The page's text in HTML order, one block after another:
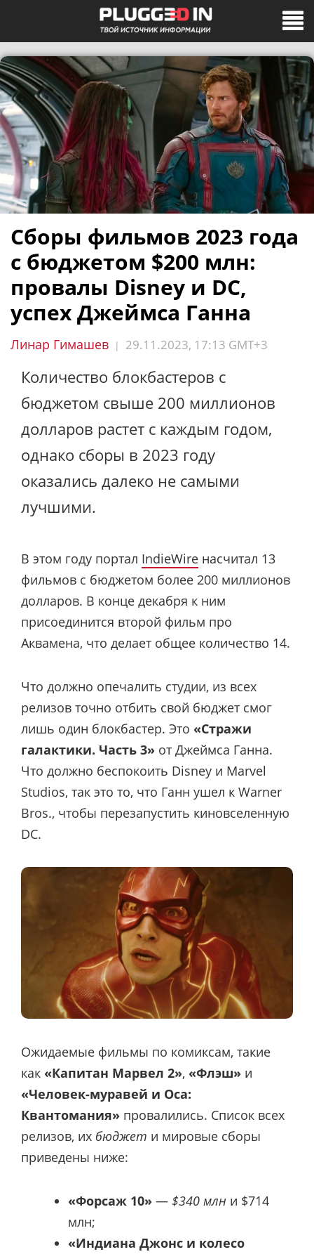
Сборы фильмов 2023 года
с бюджетом $200 млн:
провалы Disney и DC,
успех Джеймса Ганна
Линар Гимашев | 29.11.2023, 17:13 GMT+3
Количество блокбастеров с
бюджетом свыше 200 миллионов
долларов растет с каждым годом,
однако сборы в 2023 году
оказались далеко не самыми
лучшими.
В этом году портал IndieWire насчитал 13
фильмов с бюджетом более 200 миллионов
долларов. В конце декабря к ним
присоединится второй фильм про
Аквамена, что делает общее количество 14.
Что должно опечалить студии, из всех
релизов точно отбить свой бюджет смог
лишь один блокбастер. Это «Стражи
галактики. Часть 3» от Джеймса Ганна.
Что должно беспокоить Disney и Marvel
Studios, так это то, что Ганн ушел к Warner
Bros., чтобы перезапустить киновселенную
DC.
Ожидаемые фильмы по комиксам, такие
как «Капитан Марвел 2», «Флэш» и
«Человек-муравей и Оса:
Квантомания» провалились. Список всех
релизов, их бюджет и мировые сборы
приведены ниже:
«Форсаж 10» — $340 млн и $714
млн;
«Индиана Джонс и колесо